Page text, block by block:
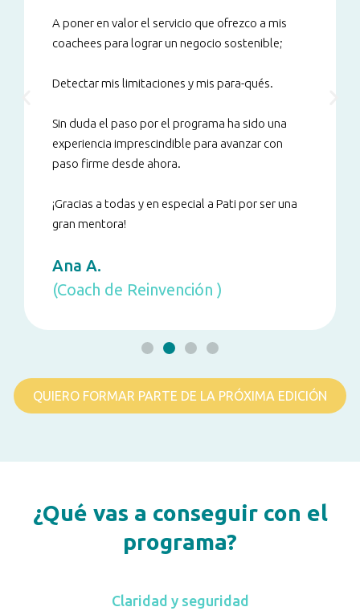
A poner en valor el servicio que ofrezco a mis
coachees para lograr un negocio sostenible;
Detectar mis limitaciones y mis para-qués.
Sin duda el paso por el programa ha sido una
experiencia imprescindible para avanzar con
paso firme desde ahora.
¡Gracias a todas y en especial a Pati por ser una
gran mentora!
Ana A.
(Coach de Reinvención )
QUIERO FORMAR PARTE DE LA PRÓXIMA EDICIÓN
¿Qué vas a conseguir con el
programa?
Claridad y seguridad